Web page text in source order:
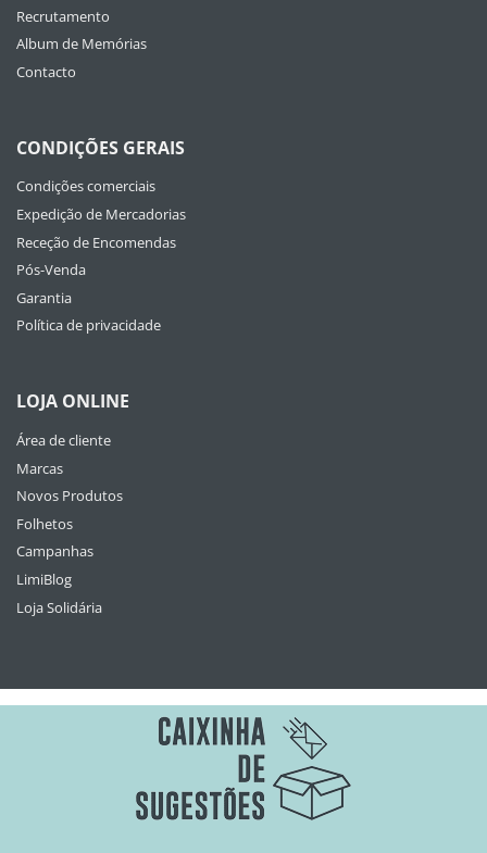
Recrutamento
Album de Memórias
Contacto
CONDIÇÕES GERAIS
Condições comerciais
Expedição de Mercadorias
Receção de Encomendas
Pós-Venda
Garantia
Política de privacidade
LOJA ONLINE
Área de cliente
Marcas
Novos Produtos
Folhetos
Campanhas
LimiBlog
Loja Solidária